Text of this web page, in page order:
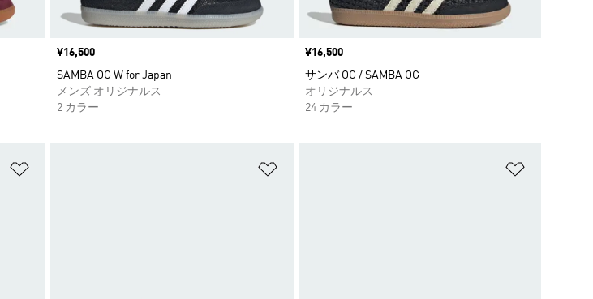
価格
¥16,500
SAMBA OG W for Japan
メンズ オリジナルス
2 カラー
価格
¥16,500
サンバ OG / SAMBA OG
オリジナルス
24 カラー